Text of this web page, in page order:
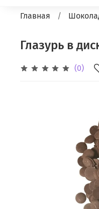
Главная
Глазурь в
(0)